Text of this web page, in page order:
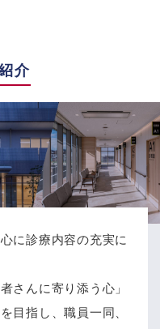
介
に診療内容の充実に
さんに寄り添う心」
目指し、職員一同、